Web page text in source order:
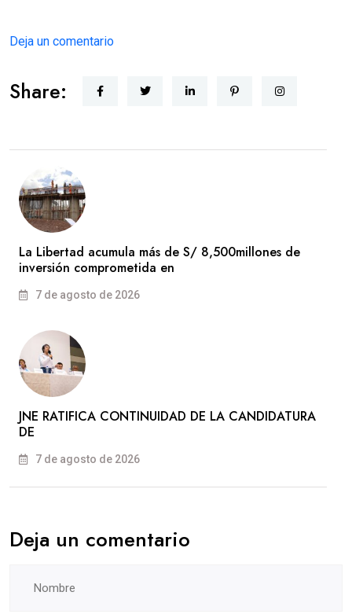
Deja un comentario
Share:
La Libertad acumula más de S/ 8,500millones de
inversión comprometida en
7 de agosto de 2026
JNE RATIFICA CONTINUIDAD DE LA CANDIDATURA
DE
7 de agosto de 2026
Deja un comentario